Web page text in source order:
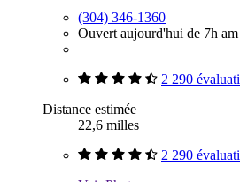
(304) 346-1360
Ouvert aujourd'hui de 7h
2 290
Distance estimée
22,6 milles
2 290